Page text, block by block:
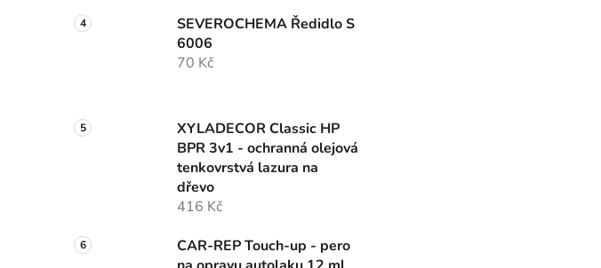
SEVEROCHEMA Ředidlo S
6006
70 Kč
XYLADECOR Classic HP
BPR 3v1 - ochranná olejová
tenkovrstvá lazura na
dřevo
416 Kč
CAR-REP Touch-up - pero